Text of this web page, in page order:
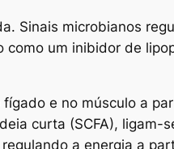
Sinais microbianos
um inibidor de
e no músculo a
curta (SCFA), ligam-
a energia a